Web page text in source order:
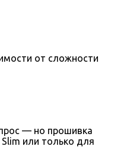
от сложности
— но прошивка
или только для